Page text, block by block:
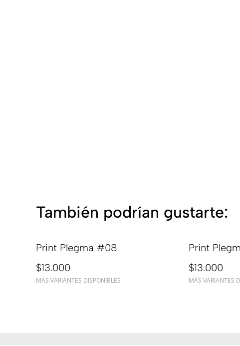
También podrían gustarte:
Print Plegma #08
$13.000
MÁS VARIANTES DISPONIBLES
Print
$13.000
MÁS VARIANTES